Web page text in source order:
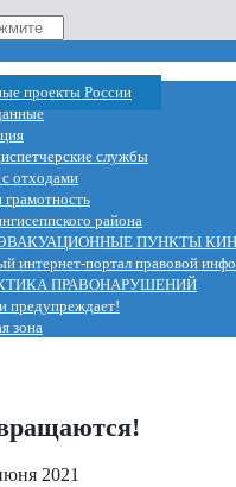
проекты России
службы
отходами
района
ПУНКТЫ
интернет-портал правовой
ПРАВОНАРУШЕНИЙ
предупреждает!
зона
2021